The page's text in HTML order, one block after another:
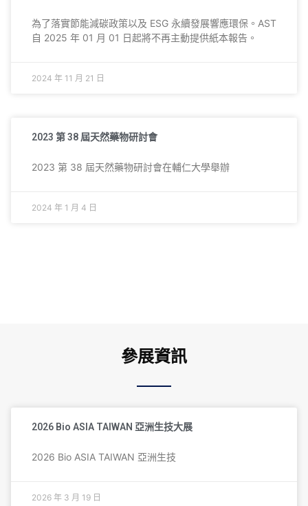
為了落實節能減碳政策以及 ESG 永續發展響應環保。AST
自 2025 年 01 月 01 日起將不再主動提供紙本報告。
2024 年 11 月 21 日
2023 第 38 屆天然藥物研討會
2023 第 38 屆天然藥物研討會在輔仁大學舉辦
2024 年 1 月 4 日
參展資訊
2026 Bio ASIA TAIWAN 亞洲生技大展
2026 Bio ASIA TAIWAN 亞洲生技
2026 年 3 月 19 日